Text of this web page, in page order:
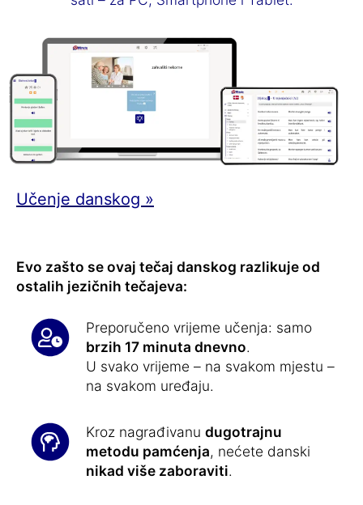
Učenje danskog »
Evo zašto se ovaj tečaj danskog razlikuje od
ostalih jezičnih tečajeva:
Preporučeno vrijeme učenja: samo
brzih 17 minuta dnevno.
U svako vrijeme – na svakom mjestu –
na svakom uređaju.
Kroz nagrađivanu dugotrajnu
metodu pamćenja, nećete danski
nikad više zaboraviti.